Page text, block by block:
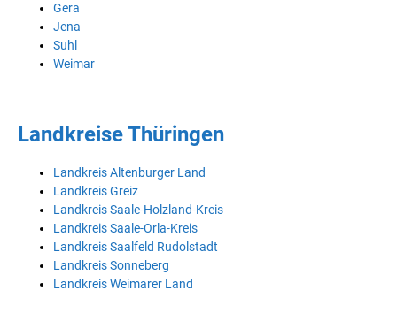
Gera
Jena
Suhl
Weimar
Landkreise Thüringen
Landkreis Altenburger Land
Landkreis Greiz
Landkreis Saale-Holzland-Kreis
Landkreis Saale-Orla-Kreis
Landkreis Saalfeld Rudolstadt
Landkreis Sonneberg
Landkreis Weimarer Land